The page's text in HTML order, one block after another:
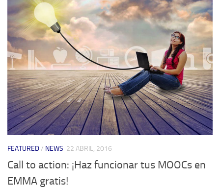
FEATURED/ NEWS 22 ABRIL, 2016
Call to action: ¡Haz funcionar tus MOOCs en
EMMA gratis!